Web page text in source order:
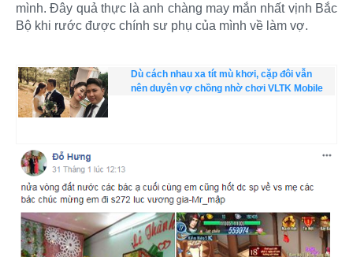
mình. Đây quả thực là anh chàng may mắn nhất vịnh Bắc
Bộ khi rước được chính sư phụ của mình về làm vợ.
Dù cách nhau xa tít mù khơi, cặp đôi vẫn
nên duyên vợ chồng nhờ chơi VLTK Mobile